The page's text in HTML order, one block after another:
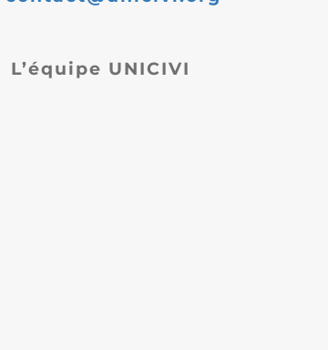
L’équipe UNICIVI